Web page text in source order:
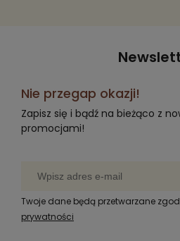
Nie przegap okazji!
Zapisz się i bądź na bieżąco z
promocjami!
Twoje dane będą przetwarzane
prywatności